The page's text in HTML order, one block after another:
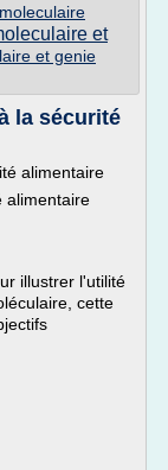
et
et genie
la sécurité
alimentaire
alimentaire
illustrer l'utilité
cette